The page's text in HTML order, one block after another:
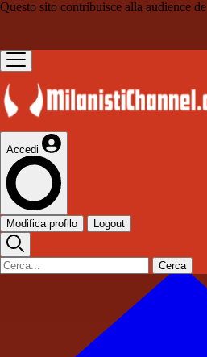
Questo sito contribuisce alla audience de
Accedi
Modifica profilo Logout
Cerca